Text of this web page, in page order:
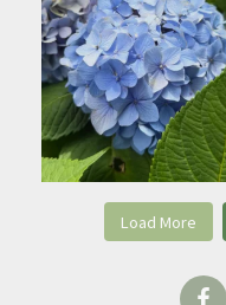
Load More